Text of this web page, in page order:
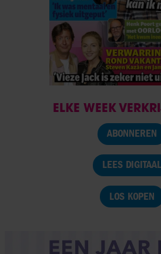
ELKE WEEK
ABONNEREN
LEES DIGITAAL
LOS KOPEN